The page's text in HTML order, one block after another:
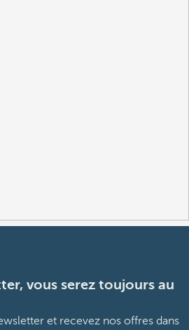
vous serez toujours au
et recevez nos offres dans